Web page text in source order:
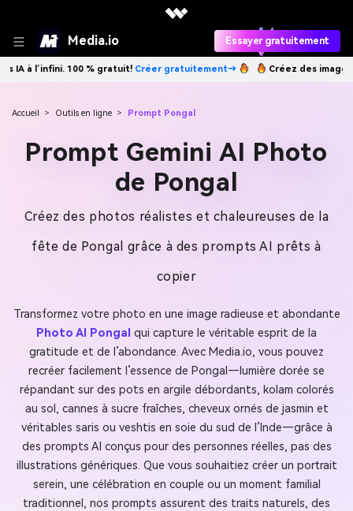
Media.io Essayer gratuitement
gratuitement→ Créez des images IA à l’infini. 100 % gratuit!Créer
Accueil > Outils en ligne > Prompt Pongal
Prompt Gemini AI Photo
de Pongal
Créez des photos réalistes et chaleureuses de la
fête de Pongal grâce à des prompts AI prêts à
copier
Transformez votre photo en une image radieuse et abondante
Photo AI Pongal qui capture le véritable esprit de la
gratitude et de l’abondance. Avec Media.io, vous pouvez
recréer facilement l’essence de Pongal—lumière dorée se
répandant sur des pots en argile débordants, kolam colorés
au sol, cannes à sucre fraîches, cheveux ornés de jasmin et
véritables saris ou veshtis en soie du sud de l’Inde—grâce à
des prompts AI conçus pour des personnes réelles, pas des
illustrations génériques. Que vous souhaitiez créer un portrait
serein, une célébration en couple ou un moment familial
traditionnel, nos prompts assurent des traits naturels, des